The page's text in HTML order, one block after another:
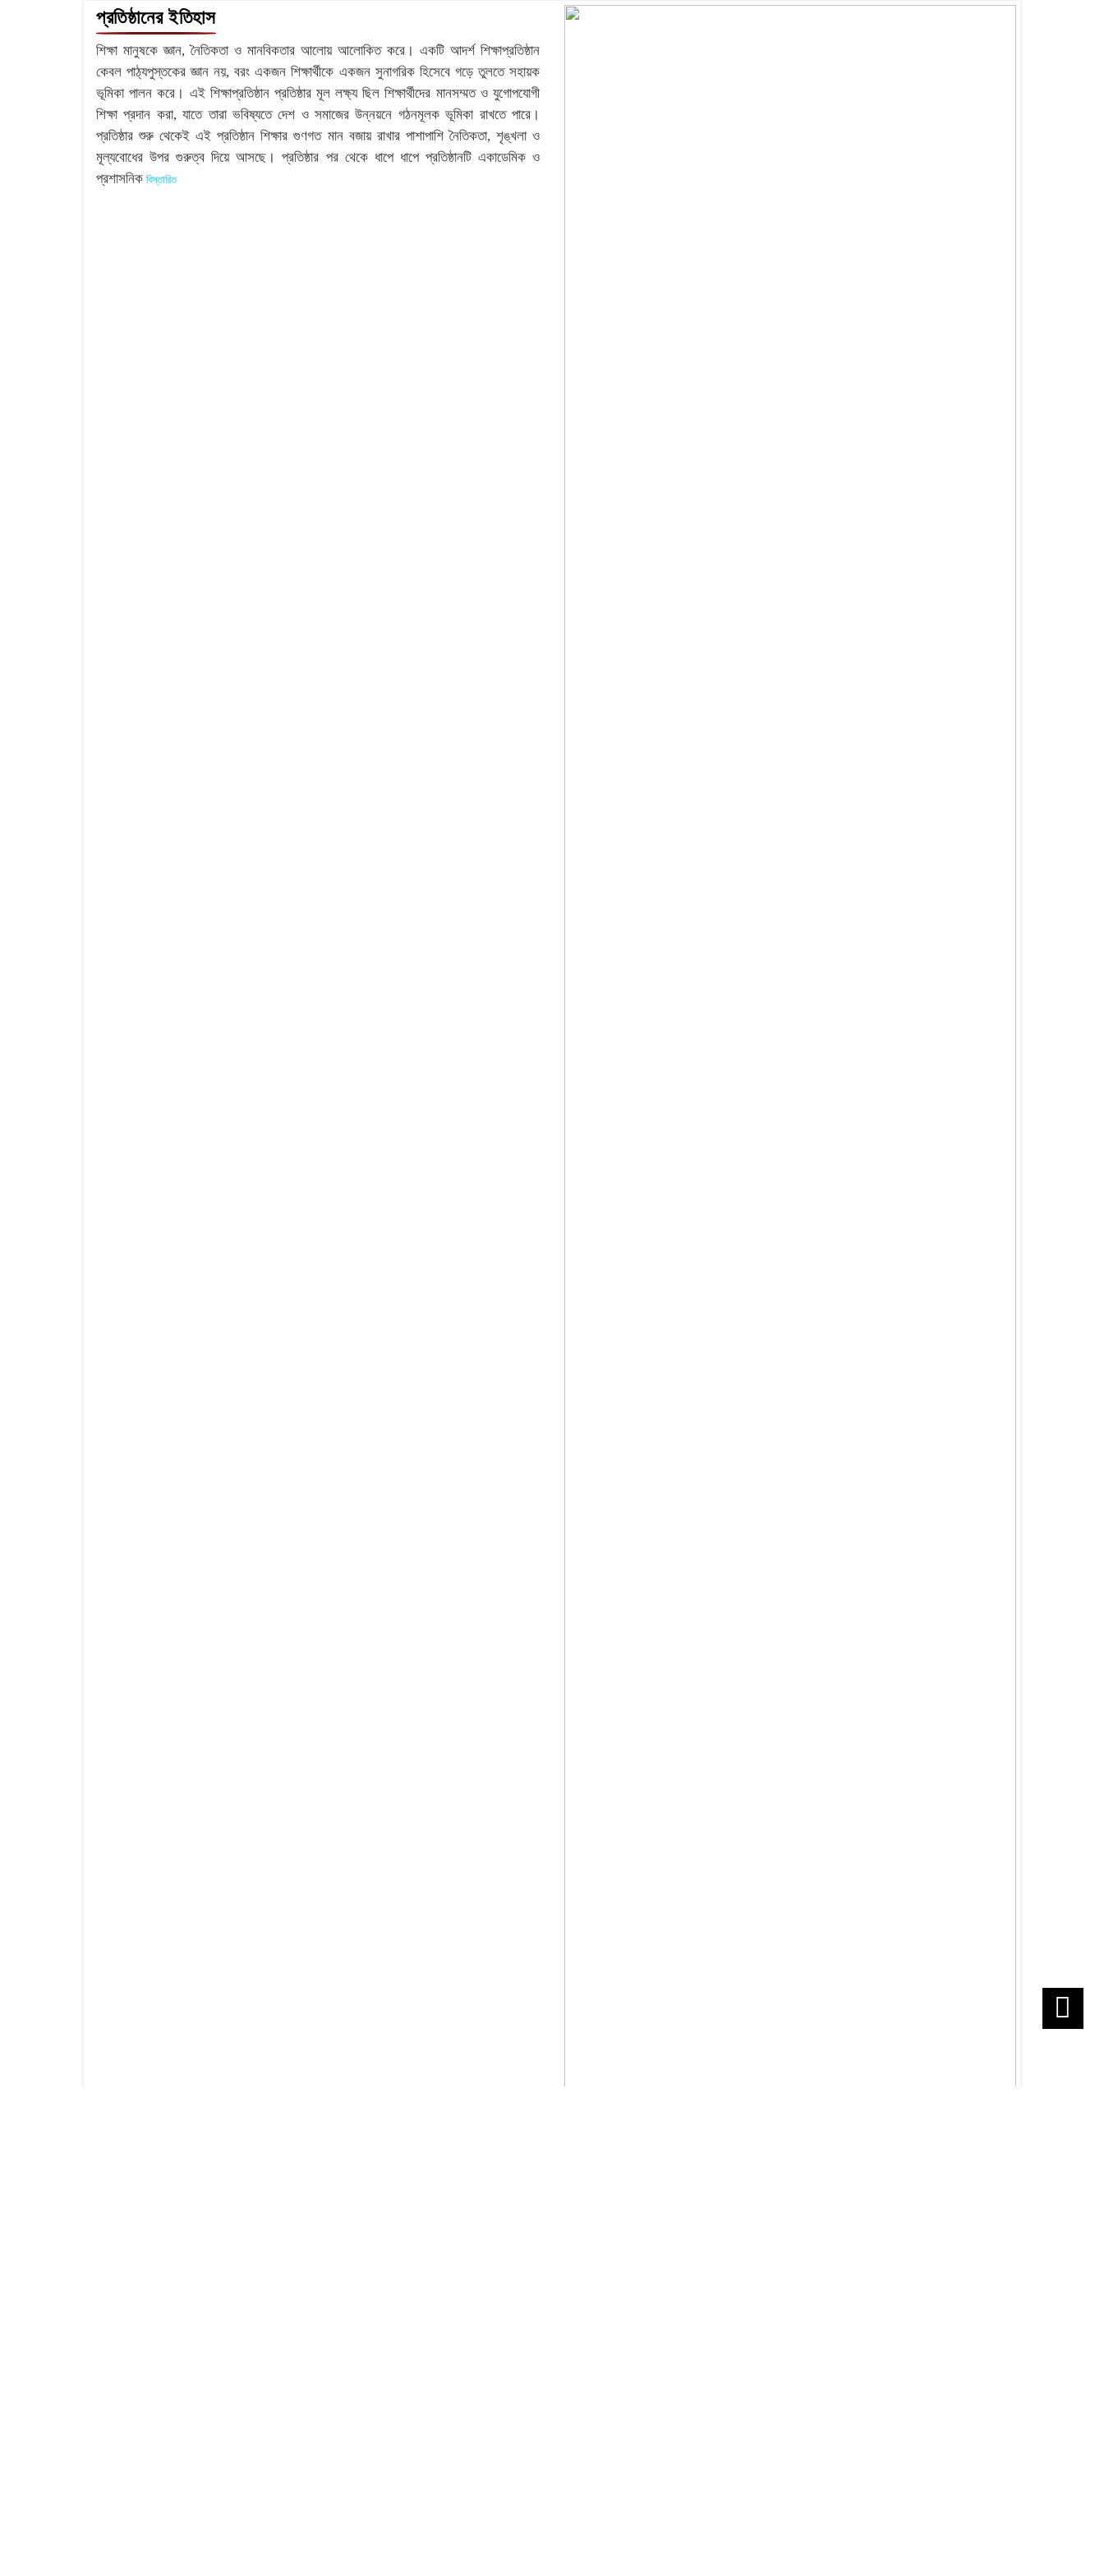
প্রতিষ্ঠানের ইতিহাস
শিক্ষা মানুষকে জ্ঞান, নৈতিকতা ও মানবিকতার আলোয় আলোকিত করে। একটি আদর্শ শিক্ষাপ্রতিষ্ঠান
কেবল পাঠ্যপুস্তকের জ্ঞান নয়, বরং একজন শিক্ষার্থীকে একজন সুনাগরিক হিসেবে গড়ে তুলতে সহায়ক
ভূমিকা পালন করে। এই শিক্ষাপ্রতিষ্ঠান প্রতিষ্ঠার মূল লক্ষ্য ছিল শিক্ষার্থীদের মানসম্মত ও যুগোপযোগী
শিক্ষা প্রদান করা, যাতে তারা ভবিষ্যতে দেশ ও সমাজের উন্নয়নে গঠনমূলক ভূমিকা রাখতে পারে।
প্রতিষ্ঠার শুরু থেকেই এই প্রতিষ্ঠান শিক্ষার গুণগত মান বজায় রাখার পাশাপাশি নৈতিকতা, শৃঙ্খলা ও
মূল্যবোধের উপর গুরুত্ব দিয়ে আসছে। প্রতিষ্ঠার পর থেকে ধাপে ধাপে প্রতিষ্ঠানটি একাডেমিক ও
প্রশাসনিক বিস্তারিত